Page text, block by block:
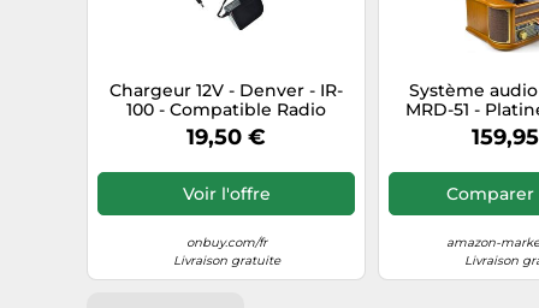
Chargeur 12V - Denver - IR-
100 - Compatible Radio
Internet - Alimentation -
Tension 12V
19,50 €
Voir l'offre
onbuy.com/fr
Livraison gratuite
Système audio
MRD-51 -
Bois
Comparer
amazon-
Livraison